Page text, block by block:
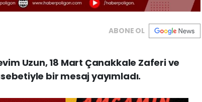
ABONE OL
Uzun, 18 Mart Çanakkale Zaferi ve
bir mesaj yayımladı.